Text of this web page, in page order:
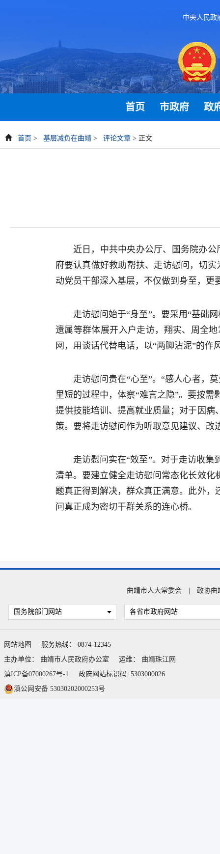
中央人民政
首页 市政府 政
首页 > 基层减负在曲靖 > 评论文章 > 正文
近日，中共中央办公厅、国务院办
府要认真做好救助帮扶、走访慰问，切
动党员干部深入基层，不仅做到身至，更
走访慰问始于“身至”。要采用“基础
遗属等群体展开入户走访，翔实、周全
网，用谈话代替电话，以“两脚沾泥”的
走访慰问贵在“心至”。“感人心者，
里短的过程中，体察“难言之隐”。要按
提供技能培训、提高就业质量；对于因
策。要将走访慰问作为听取意见建议、改
走访慰问实在“效至”。对于走访收
清单。要建立健全走访慰问常态化长效
题真正得到解决，群众真正满意。此外
问真正成为密切干群关系的连心桥。
曲靖市人大常委会 政协曲
国务院部门网站 各省市政府网站
网站地图
服务热线： 0874-12345
主办单位： 曲靖市人民政府办公室
运维： 曲靖珠江网
滇ICP备07000267号-1
政府网站标识码: 5303000026
滇公网安备 53030202000253号